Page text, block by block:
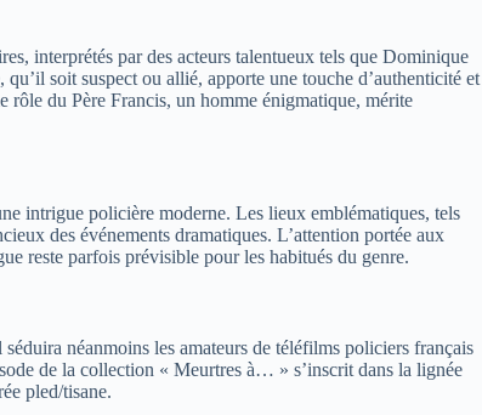
interprétés par des acteurs talentueux tels que Dominique
soit suspect ou allié, apporte une touche d’authenticité et
du Père Francis, un homme énigmatique, mérite
intrigue policière moderne. Les lieux emblématiques, tels
des événements dramatiques. L’attention portée aux
reste parfois prévisible pour les habitués du genre.
néanmoins les amateurs de téléfilms policiers français
de la collection « Meurtres à… » s’inscrit dans la lignée
pled/tisane.